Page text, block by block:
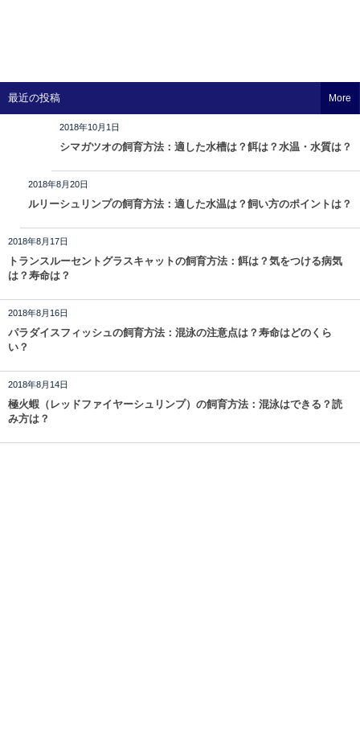
最近の投稿
2018年10月1日
シマガツオの飼育方法：適した水槽は？餌は？水温・水質は？
2018年8月20日
ルリーシュリンプの飼育方法：適した水温は？飼い方のポイントは？
2018年8月17日
トランスルーセントグラスキャットの飼育方法：餌は？気をつける病気
は？寿命は？
2018年8月16日
パラダイスフィッシュの飼育方法：混泳の注意点は？寿命はどのくら
い？
2018年8月14日
極火蝦（レッドファイヤーシュリンプ）の飼育方法：混泳はできる？読
み方は？
More